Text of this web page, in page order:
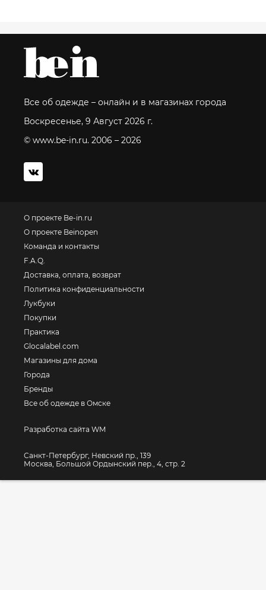
Все об одежде – онлайн и в магазинах города
Воскресенье, 9 Август 2026 г.
© www.be-in.ru. 2006 – 2026
О проекте Be-in.ru
О проекте Beinopen
Команда и контакты
F.A.Q.
Доставка, оплата, возврат
Политика конфиденциальности
Лукбуки
Покупки
Практика
Glocalabel.com
Магазины для дома
Города
Бренды
Все об одежде в Омске
Разработка сайта WM
Санкт-Петербург, Невский пр., 139
Москва, Большой Ордынский пер., 4, стр. 2